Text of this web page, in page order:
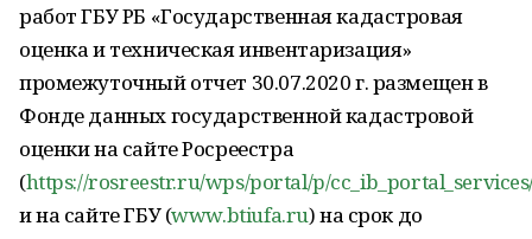
работ ГБУ РБ «Государственная кадастровая
оценка и техническая инвентаризация»
промежуточный отчет 30.07.2020 г. размещен в
Фонде данных государственной кадастровой
оценки на сайте Росреестра
(https://rosreestr.ru/wps/portal/p/
и на сайте ГБУ (www.btiufa.ru) на срок до